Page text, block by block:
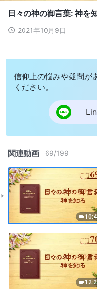
日々の神の御言葉: 神を
2021年10月9日
信仰上の悩みや疑問が
ください。
関連動画 69/199